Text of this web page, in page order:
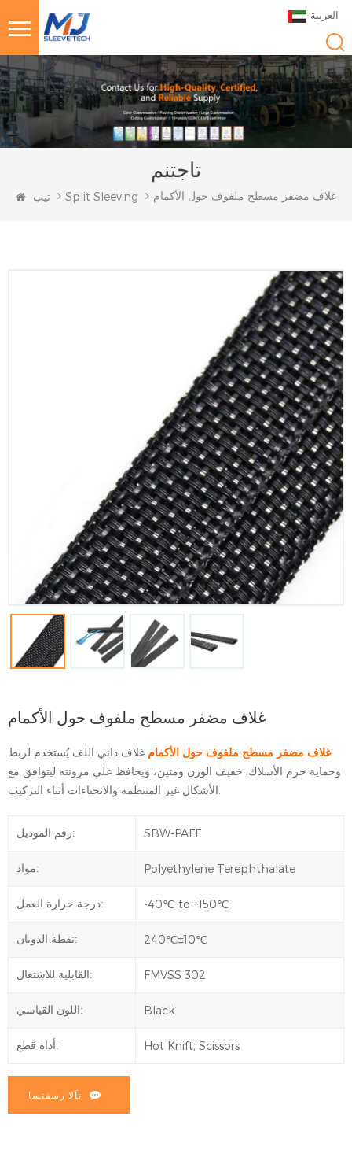
العربية
تاجتنم
تيب Split Sleeving غلاف مضفر مسطح ملفوف حول الأكمام
غلاف مضفر مسطح ملفوف حول الأكمام
غلاف مضفر مسطح ملفوف حول الأكمام غلاف ذاتي اللف يُستخدم لربط
وحماية حزم الأسلاك. خفيف الوزن ومتين، ويحافظ على مرونته ليتوافق مع
رقم الموديل: SBW-PAFF
مواد: Polyethylene Terephthalate
درجة حرارة العمل: -40℃ to +150℃
نقطة الذوبان: 240℃±10℃
القابلية للاشتعال: FMVSS 302
اللون القياسي: Black
أداة قطع: Hot Knift, Scissors
نآلا رسفتسا